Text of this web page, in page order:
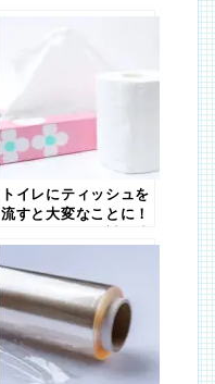
トイレにティッシュを
流すと大変なことに！